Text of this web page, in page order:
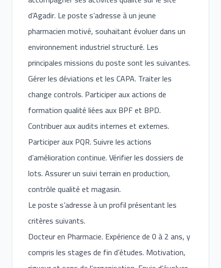
d’Agadir. Le poste s’adresse à un jeune
pharmacien motivé, souhaitant évoluer dans un
environnement industriel structuré. Les
principales missions du poste sont les suivantes.
Gérer les déviations et les CAPA. Traiter les
change controls. Participer aux actions de
formation qualité liées aux BPF et BPD.
Contribuer aux audits internes et externes.
Participer aux PQR. Suivre les actions
d’amélioration continue. Vérifier les dossiers de
lots. Assurer un suivi terrain en production,
contrôle qualité et magasin.
Le poste s’adresse à un profil présentant les
critères suivants.
Docteur en Pharmacie. Expérience de 0 à 2 ans, y
compris les stages de fin d’études. Motivation,